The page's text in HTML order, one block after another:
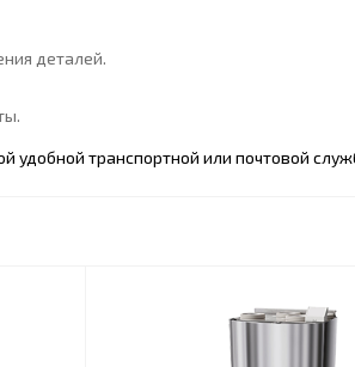
деталей.
удобной транспортной или почтовой